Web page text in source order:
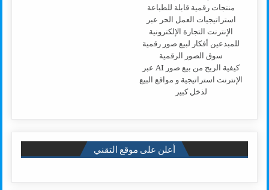
كيفية الربح من بيع صور AI عبر
الإنترنت استراتيجية و مواقع البيع
لذخل كبير
أعلن على موقع التقني